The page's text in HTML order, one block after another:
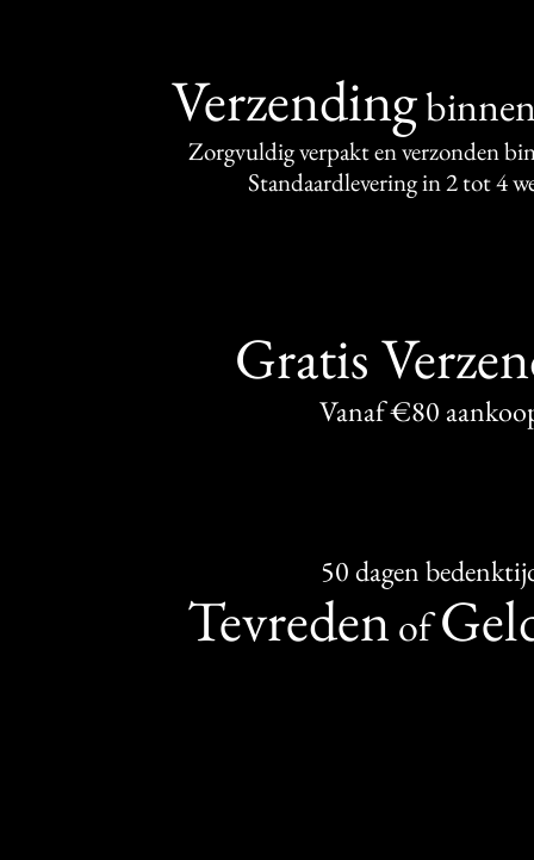
Verzending
Zorgvuldig verpakt en verzonden
Standaardlevering in 2 tot 4
Gratis
Vanaf €80
50 dagen
Tevredenof